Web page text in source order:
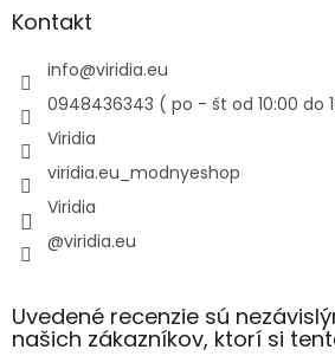
Kontakt
info@viridia.eu
0948436343 ( po - št od 10:00 do
Viridia
viridia.eu_modnyeshop
Viridia
@viridia.eu
Uvedené recenzie sú
našich zákazníkov, ktorí si